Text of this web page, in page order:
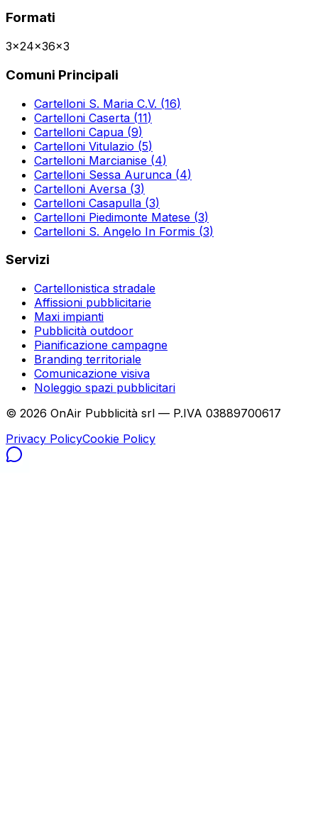
Formati
3x24x36x3
Comuni Principali
Cartelloni S. Maria C.V. (16)
Cartelloni Caserta (11)
Cartelloni Capua (9)
Cartelloni Vitulazio (5)
Cartelloni Marcianise (4)
Cartelloni Sessa Aurunca (4)
Cartelloni Aversa (3)
Cartelloni Casapulla (3)
Cartelloni Piedimonte Matese (3)
Cartelloni S. Angelo In Formis (3)
Servizi
Cartellonistica stradale
Affissioni pubblicitarie
Maxi impianti
Pubblicità outdoor
Pianificazione campagne
Branding territoriale
Comunicazione visiva
Noleggio spazi pubblicitari
© 2026 OnAir Pubblicità srl — P.IVA 03889700617
Privacy PolicyCookie Policy